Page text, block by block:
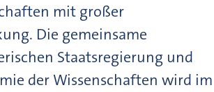
mit großer
Die gemeinsame
Staatsregierung und
der Wissenschaften wird im